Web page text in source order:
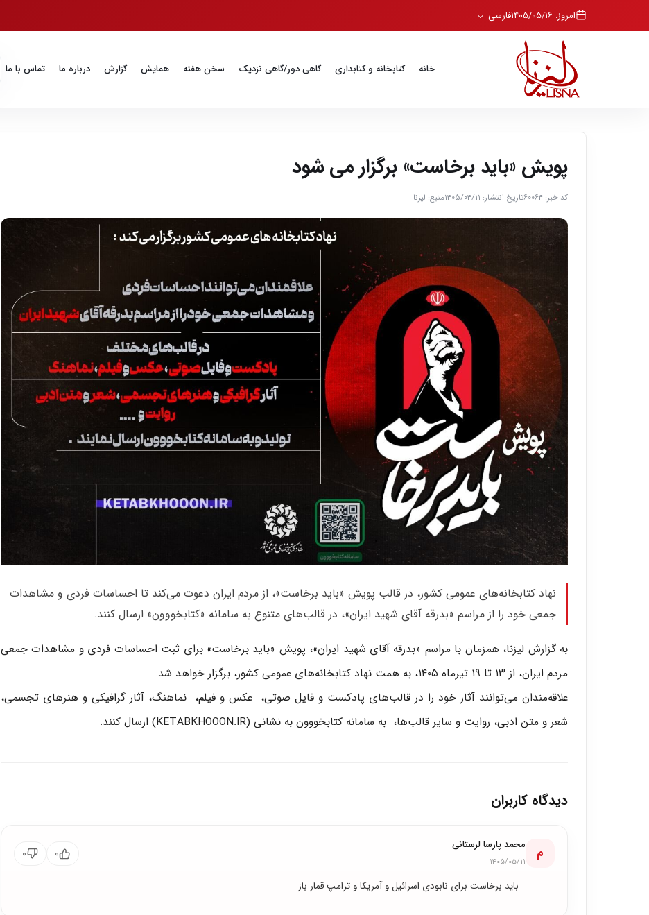
امروز: ۱۴۰۵/۰۵/۱۶ فارسی
خانه کتابخانه و کتابداری گاهی دور/گاهی نزدیک سخن هفته همایش گزارش درباره ما تماس با ما
پویش «باید برخاست» برگزار می شود
کد خبر: ۶۰۰۶۴ تاریخ انتشار: ۱۴۰۵/۰۴/۱۱ منبع: لیزنا
نهاد کتابخانه‌های عمومی کشور، در قالب پویش «باید برخاست»، از مردم ایران دعوت می‌کند تا احساسات فردی و مشاهدات
جمعی خود را از مراسم «بدرقه آقای شهید ایران»، در قالب‌های متنوع به سامانه «کتابخووون» ارسال کنند.
به گزارش لیزنا، همزمان با مراسم «بدرقه آقای شهید ایران»، پویش «باید برخاست» برای ثبت احساسات فردی و مشاهدات جمعی
مردم ایران، از ۱۳ تا ۱۹ تیرماه ۱۴۰۵، به همت نهاد کتابخانه‌های عمومی کشور، برگزار خواهد شد.
علاقه‌مندان می‌توانند آثار خود را در قالب‌های پادکست و فایل صوتی، عکس و فیلم، نماهنگ، آثار گرافیکی و هنرهای تجسمی،
شعر و متن ادبی، روایت و سایر قالب‌ها، به سامانه کتابخووون به نشانی (KETABKHOOON.IR) ارسال کنند.
دیدگاه کاربران
م محمد پارسا لرستانی
۱۴۰۵/۰۵/۱۱
۰ ۰
باید برخاست برای نابودی اسرائیل و آمریکا و ترامپ قمار باز